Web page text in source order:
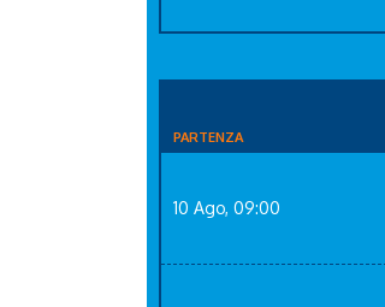
PARTENZA
10 Ago, 09:00